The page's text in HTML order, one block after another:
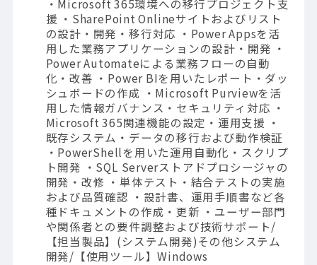
・Microsoft 365環境への移行プロジェクト支
援 ・SharePoint Onlineサイトおよびリスト
の設計・開発・移行対応 ・Power Appsを活
用した業務アプリケーションの設計・開発 ・
Power Automateによる業務フローの自動
化・改善 ・Power BIを用いたレポート・ダッ
シュボードの作成 ・Microsoft Purviewを活
用した情報ガバナンス・セキュリティ対応 ・
Microsoft 365関連機能の設定・運用支援 ・
既存システム・データの移行および動作検証
・PowerShellを用いた運用自動化・スクリプ
ト開発 ・SQL Serverストアドプロシージャの
開発・改修 ・単体テスト・結合テストの実施
および品質確認 ・設計書、運用手順書など各
種ドキュメントの作成・更新 ・ユーザー部門
や関係者との要件調整および技術サポート/
【担当製品】(システム開発)その他システム
開発/【使用ツール】Windows